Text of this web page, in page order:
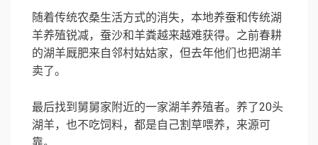
随着传统农桑生活方式的消失，本地养蚕和传统湖
羊养殖锐减，蚕沙和羊粪越来越难获得。之前春耕
的湖羊厩肥来自邻村姑姑家，但去年他们也把湖羊
卖了。
最后找到舅舅家附近的一家湖羊养殖者。养了20头
湖羊，也不吃饲料，都是自己割草喂养，来源可